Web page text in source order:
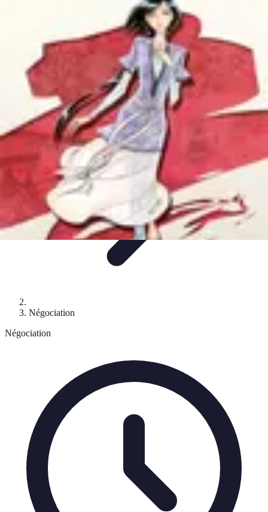
Marketing digitalFinance
Développement personnel
Trucs pour Gagner
Négociation
Négociation